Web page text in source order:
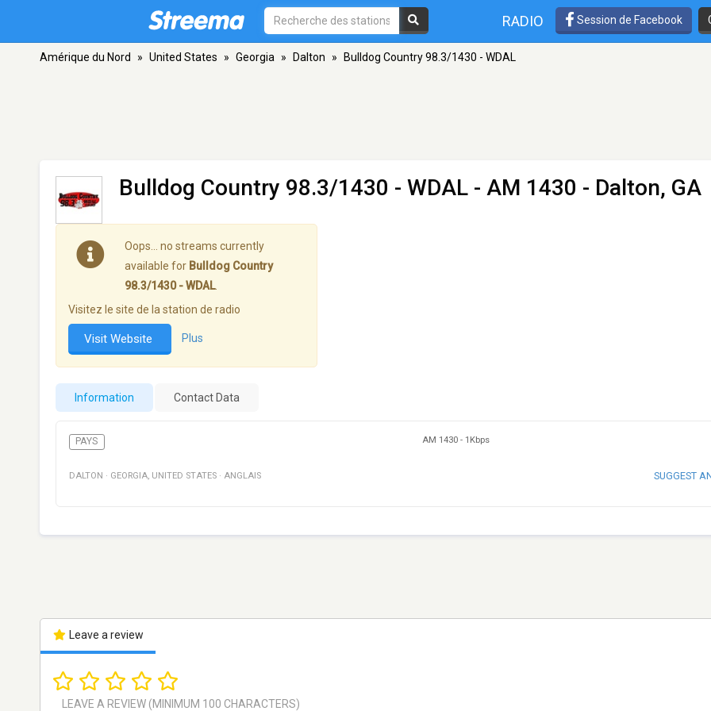
RADIO Session de Facebook
Amérique du Nord » United States » Georgia » Dalton » Bulldog Country 98.3/1430 - WDAL
Bulldog Country 98.3/1430 - WDAL - AM 1430 - Dalton, GA
Oops… no streams currently
available for Bulldog Country
98.3/1430 - WDAL.
Visitez le site de la station de radio
Visit Website Plus
Information Contact Data
PAYS AM 1430 - 1Kbps
DALTON · GEORGIA, UNITED STATES · ANGLAIS SUGGEST
Leave a review